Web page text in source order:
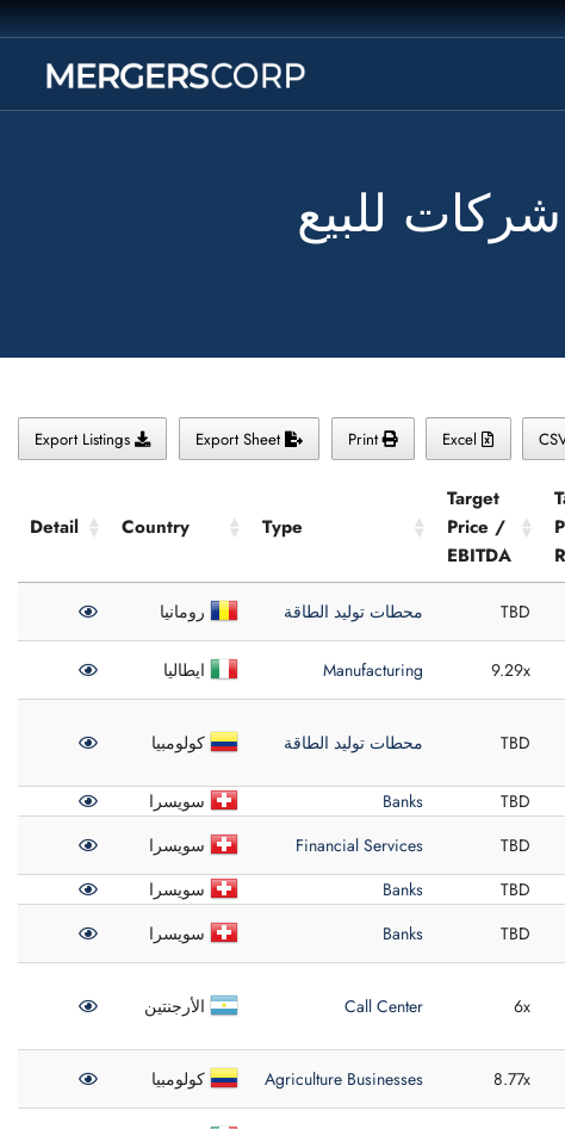
شركات للبيع
Excel
Print
Export Sheet
Export Listings
Target
Price /
EBITDA
Type
Country
Detail
Price /
TBD محطات توليد الطاقة رومانيا
9.29x
Manufacturing ايطاليا
TBD محطات توليد الطاقة كولومبيا
TBD
Banks
سويسرا
TBD
Financial Services
سويسرا
TBD
Banks
سويسرا
TBD
Banks سويسرا
6x
Call Center الأرجنتين
8.77x
Agriculture Businesses كولومبيا